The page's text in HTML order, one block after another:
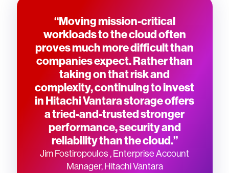
“Moving mission-critical
workloads to the cloud often
proves much more difficult than
companies expect. Rather than
taking on that risk and
complexity, continuing to invest
in Hitachi Vantara storage offers
a tried-and-trusted stronger
performance, security and
reliability than the cloud.”
Jim Fostiropoulos , Enterprise Account
Manager, Hitachi Vantara